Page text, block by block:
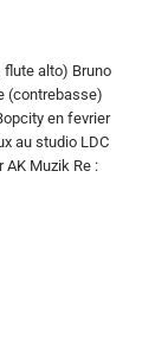
flute alto) Bruno
(contrebasse)
en fevrier
au studio LDC
AK Muzik Re :